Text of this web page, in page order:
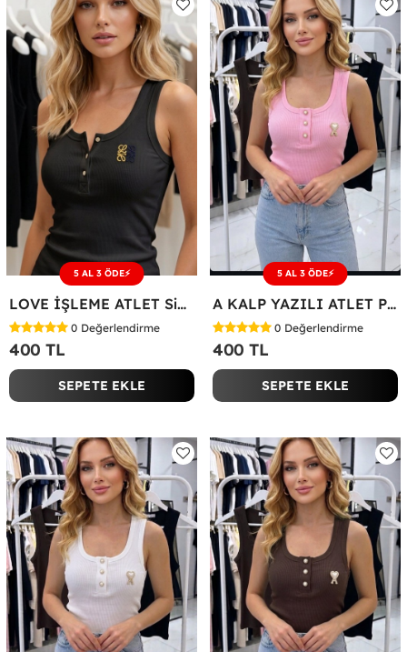
5 AL 3 ÖDE⚡
LOVE İŞLEME ATLET Siyah
0 Değerlendirme
400 TL
SEPETE EKLE
5 AL 3 ÖDE⚡
A KALP YAZILI ATLET Pembe
0 Değerlendirme
400 TL
SEPETE EKLE